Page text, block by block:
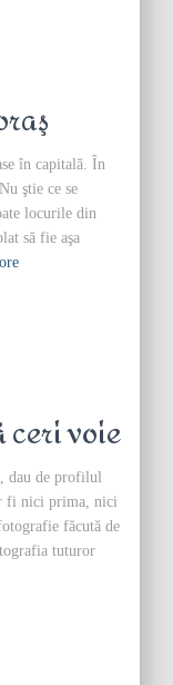
în capitală. În
ştie ce se
locurile din
să fie aşa
ceri voie
dau de profilul
fi nici prima, nici
făcută de
tuturor